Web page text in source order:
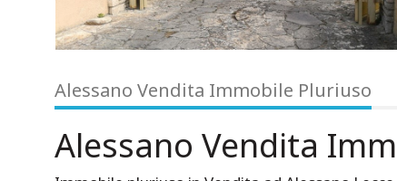
Alessano Vendita Immobile Pluriuso
Alessano Vendita